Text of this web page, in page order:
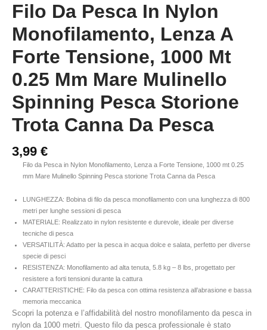
Filo Da Pesca In Nylon
Monofilamento, Lenza A
Forte Tensione, 1000 Mt
0.25 Mm Mare Mulinello
Spinning Pesca Storione
Trota Canna Da Pesca
3,99 €
Filo da Pesca in Nylon Monofilamento, Lenza a Forte Tensione, 1000 mt 0.25
mm Mare Mulinello Spinning Pesca storione Trota Canna da Pesca
LUNGHEZZA: Bobina di filo da pesca monofilamento con una lunghezza di 800
metri per lunghe sessioni di pesca
MATERIALE: Realizzato in nylon resistente e durevole, ideale per diverse
tecniche di pesca
VERSATILITÀ: Adatto per la pesca in acqua dolce e salata, perfetto per diverse
specie di pesci
RESISTENZA: Monofilamento ad alta tenuta, 5.8 kg – 8 lbs, progettato per
resistere a forti tensioni durante la cattura
CARATTERISTICHE: Filo da pesca con ottima resistenza all’abrasione e bassa
memoria meccanica
Scopri la potenza e l’affidabilità del nostro monofilamento da pesca in
nylon da 1000 metri. Questo filo da pesca professionale è stato